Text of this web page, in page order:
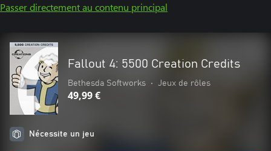
Passer directement au contenu principal
Fallout 4: 5500 Creation Credits
Bethesda Softworks • Jeux de rôles
49,99 €
Nécessite un jeu